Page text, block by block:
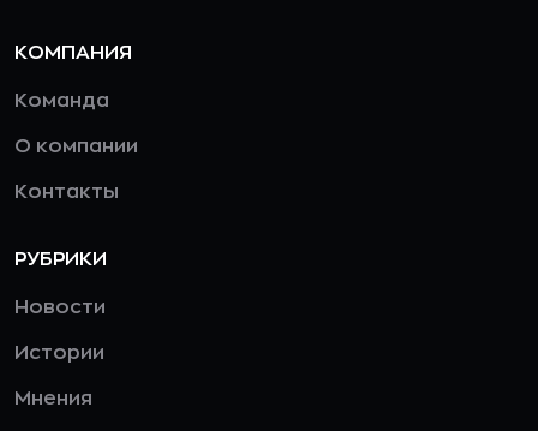
КОМПАНИЯ
Команда
О компании
Контакты
РУБРИКИ
Новости
Истории
Мнения